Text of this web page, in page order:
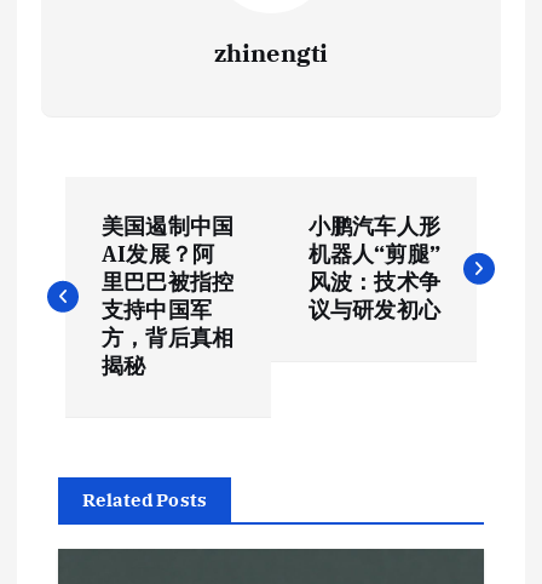
zhinengti
章
导
美国遏制中国
AI发展？阿
里巴巴被指控
支持中国军
方，背后真相
揭秘
小鹏汽车人形
机器人“剪腿”
风波：技术争
议与研发初心
Related Posts